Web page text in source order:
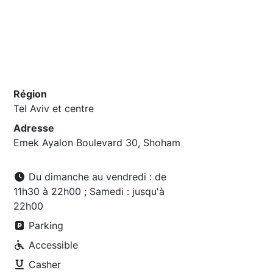
Région
Tel Aviv et centre
Adresse
Emek Ayalon Boulevard 30, Shoham
Du dimanche au vendredi : de
11h30 à 22h00 ; Samedi : jusqu'à
22h00
Parking
Accessible
Casher